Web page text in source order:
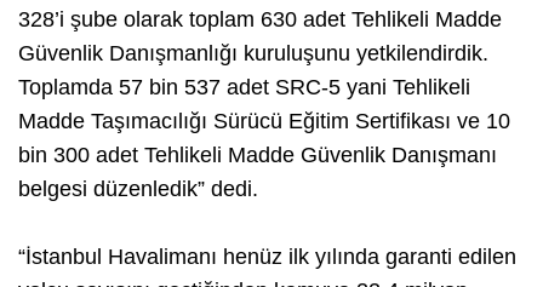
328’i şube olarak toplam 630 adet Tehlikeli Madde
Güvenlik Danışmanlığı kuruluşunu yetkilendirdik.
Toplamda 57 bin 537 adet SRC-5 yani Tehlikeli
Madde Taşımacılığı Sürücü Eğitim Sertifikası ve 10
bin 300 adet Tehlikeli Madde Güvenlik Danışmanı
belgesi düzenledik” dedi.
“İstanbul Havalimanı henüz ilk yılında garanti edilen